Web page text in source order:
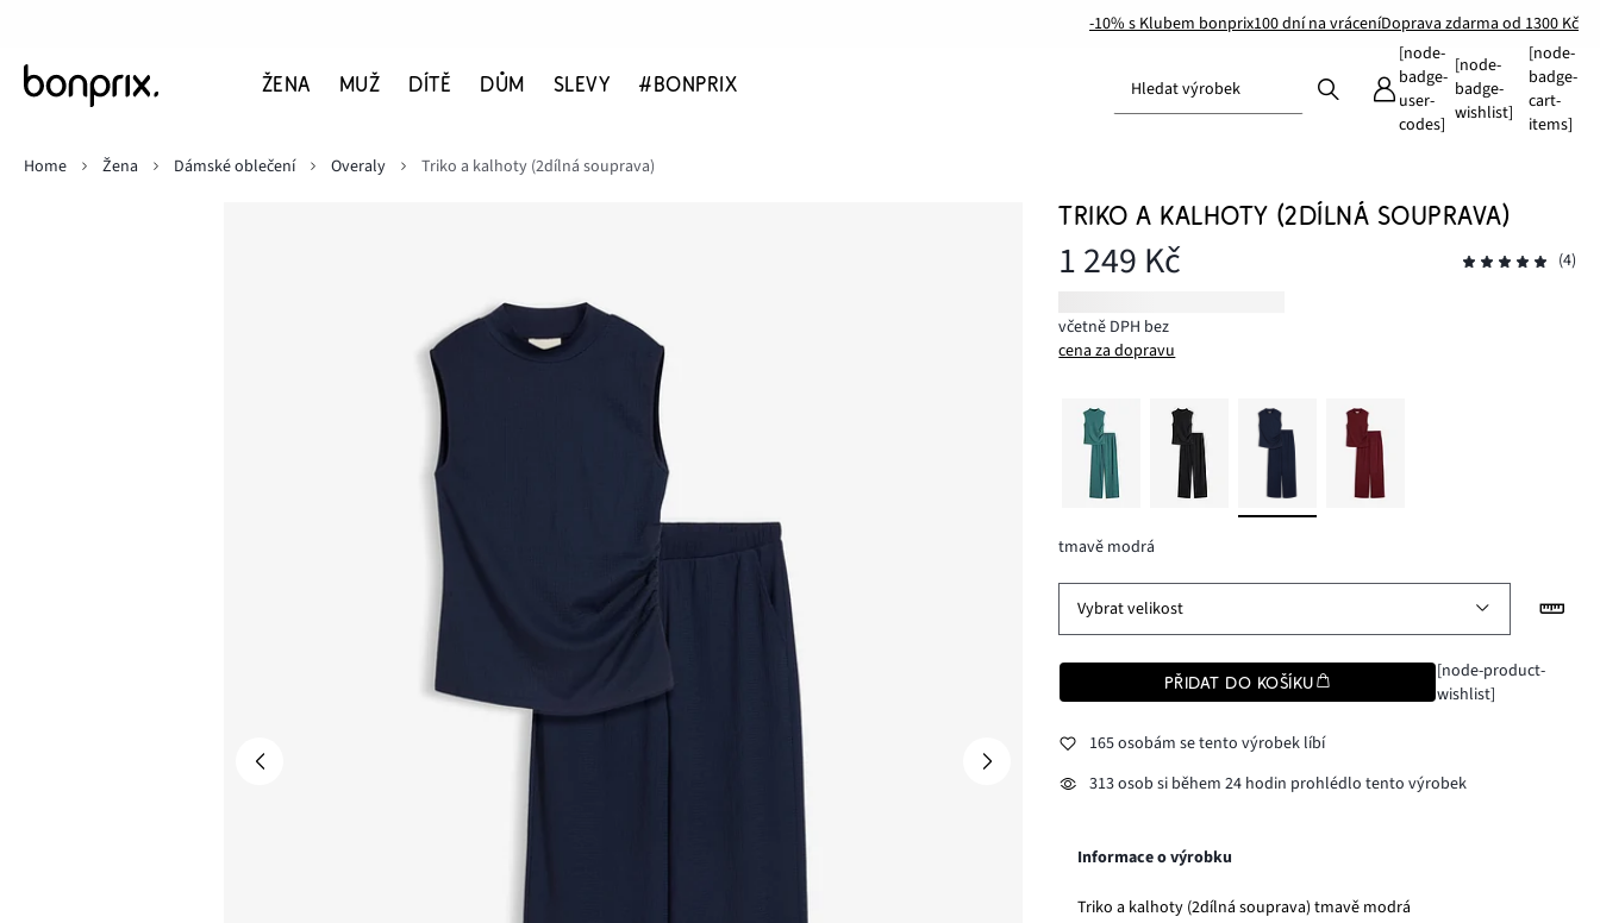
-10% s Klubem bonprix100 dní na vráceníDoprava zdarma od 1300 Kč
ŽENA MUŽ DÍTĚ DŮM SLEVY #BONPRIX Hledat výrobek
[node-
badge-
user-
codes]
[node-
badge-
wishlist]
[node-
badge-
cart-
items]
Home
Žena Dámské oblečení Overaly Triko a kalhoty (2dílná souprava)
TRIKO A KALHOTY (2DÍLNÁ SOUPRAVA)
1 249 Kč (4)
včetně DPH bez
cena za dopravu
tmavě modrá
Vybrat velikost
PŘIDAT DO KOŠÍKU
[node-product-
wishlist]
165 osobám se tento výrobek líbí
313 osob si během 24 hodin prohlédlo tento výrobek
Informace o výrobku
Triko a kalhoty (2dílná souprava) tmavě modrá